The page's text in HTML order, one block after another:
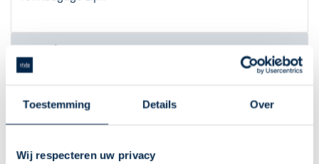
Toestemming Details Over
Wij respecteren uw privacy
Hotels
Phoenix Hotel
en Bayswater is het Phoenix Hotel gevestigd. Het hotel